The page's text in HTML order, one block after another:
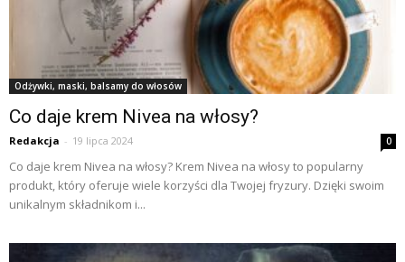
Odżywki, maski, balsamy do włosów
Co daje krem Nivea na włosy?
Redakcja - 19 lipca 2024 0
Co daje krem Nivea na włosy? Krem Nivea na włosy to popularny
produkt, który oferuje wiele korzyści dla Twojej fryzury. Dzięki swoim
unikalnym składnikom i...